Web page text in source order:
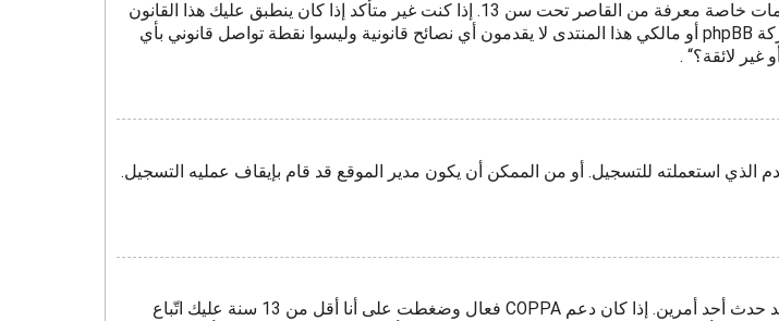
13 أن تُكتَب وصاية أبوية، أو أشكال أخرى للوصاية القانونية بأن يسمحوا بجمع معلومات خاصة معرفة من القاصر تحت سن 13. إذا كنت غير متأكد إذا كان ينطبق عليك هذا القانون
بوصفك شخصا فقم بالتواصل مع مستشار قانوني للمساعدة، الرجاء الانتباه بأن شركة phpBB أو مالكي هذا المنتدى لا يقدمون أي نصائح قانونية وليسوا نقطة تواصل قانوني بأي
لائقة؟“ .
استعملته للتسجيل. أو من الممكن أن يكون مدير الموقع قد قام بإيقاف عمليه التسجيل.
أولًا تأكد من إدخالك اسم المستخدم وكلمة المرور الصحيحين. إن كانتا صحيحتين فقد حدث أحد أمرين. إذا كان دعم COPPA فعال وضغطت على أنا أقل من 13 سنة عليك اتّباع